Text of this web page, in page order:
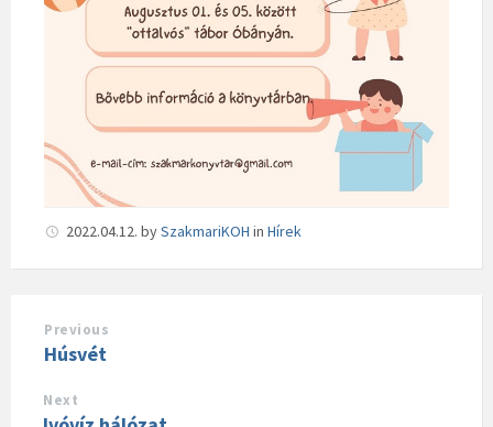
2022.04.12. bySzakmariKOH in Hírek
Previous
Húsvét
Next